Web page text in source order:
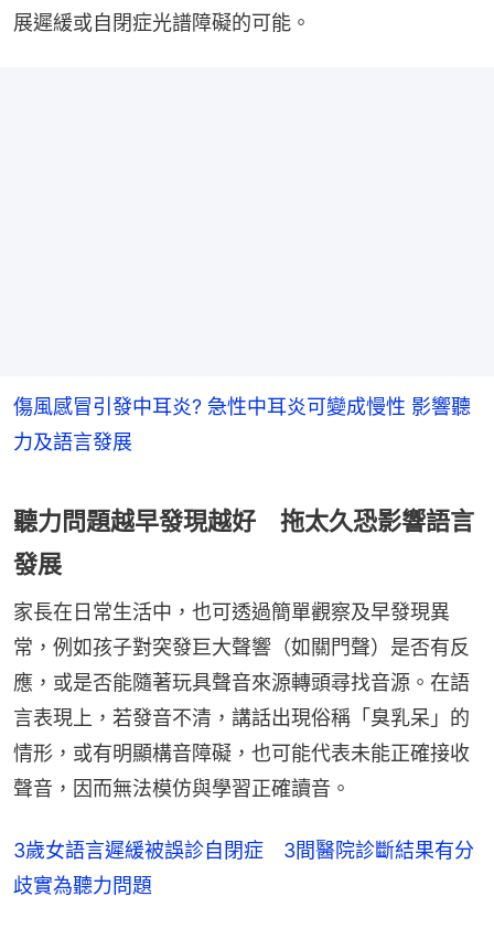
展遲緩或自閉症光譜障礙的可能。
傷風感冒引發中耳炎? 急性中耳炎可變成慢性 影響聽
力及語言發展
聽力問題越早發現越好 拖太久恐影響語言
發展
家長在日常生活中，也可透過簡單觀察及早發現異
常，例如孩子對突發巨大聲響（如關門聲）是否有反
應，或是否能隨著玩具聲音來源轉頭尋找音源。在語
言表現上，若發音不清，講話出現俗稱「臭乳呆」的
情形，或有明顯構音障礙，也可能代表未能正確接收
聲音，因而無法模仿與學習正確讀音。
3歲女語言遲緩被誤診自閉症 3間醫院診斷結果有分
歧實為聽力問題